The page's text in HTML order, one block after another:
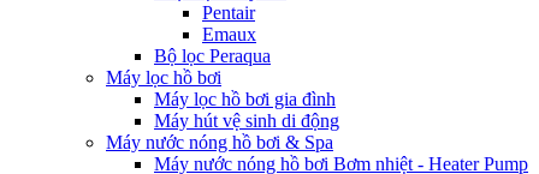
Pentair
Emaux
Bộ lọc Peraqua
Máy lọc hồ bơi
Máy lọc hồ bơi gia đình
Máy hút vệ sinh di động
Máy nước nóng hồ bơi & Spa
Máy nước nóng hồ bơi Bơm nhiệt - Heater Pump